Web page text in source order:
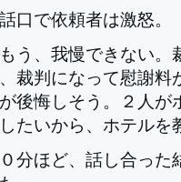
口で依頼者は激怒。
もう、我慢できない
裁判になって慰謝
後悔しそう。２人が
たいから、ホテルを
０分ほど、話し合っ